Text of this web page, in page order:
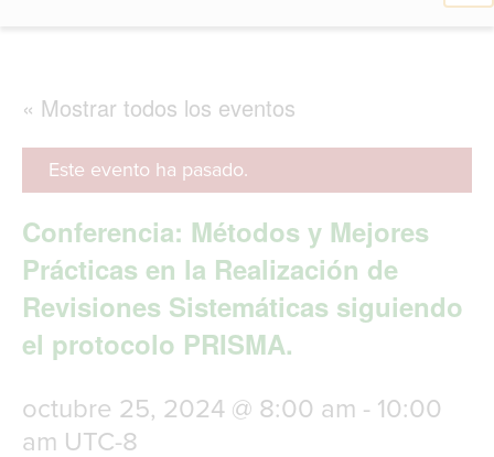
o
a
« Mostrar todos los eventos
Este evento ha pasado.
Conferencia: Métodos y Mejores
Prácticas en la Realización de
Revisiones Sistemáticas siguiendo
el protocolo PRISMA.
octubre 25, 2024 @ 8:00 am - 10:00
am UTC-8